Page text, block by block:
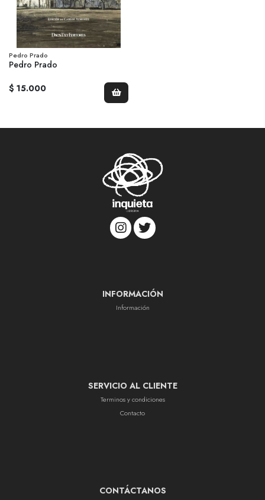
Pedro Prado
Pedro Prado
$ 15.000
INFORMACIÓN
Información
SERVICIO AL CLIENTE
Terminos y condiciones
Contacto
CONTÁCTANOS